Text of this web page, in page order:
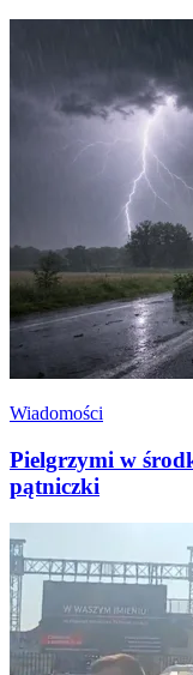
Wiadomości
Pielgrzymi w
pątniczki